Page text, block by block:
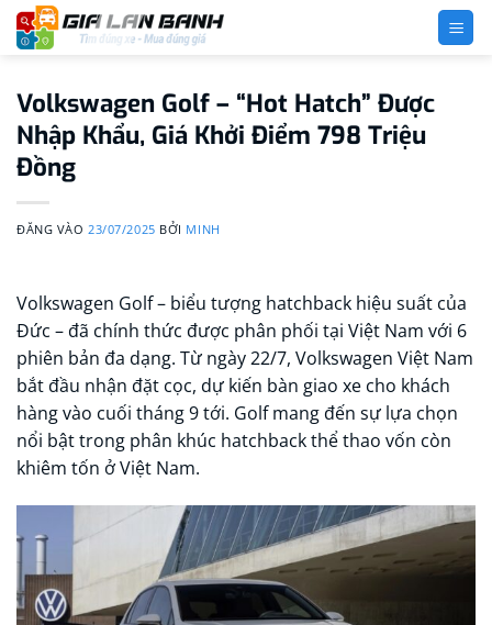
Bỏ
qua
dung
Volkswagen Golf – “Hot Hatch” Được
Nhập Khẩu, Giá Khởi Điểm 798 Triệu
Đồng
ĐĂNG VÀO23/07/2025 BỞI MINH
Volkswagen Golf – biểu tượng hatchback hiệu suất của
Đức – đã chính thức được phân phối tại Việt Nam với 6
phiên bản đa dạng. Từ ngày 22/7, Volkswagen Việt Nam
bắt đầu nhận đặt cọc, dự kiến bàn giao xe cho khách
hàng vào cuối tháng 9 tới. Golf mang đến sự lựa chọn
nổi bật trong phân khúc hatchback thể thao vốn còn
khiêm tốn ở Việt Nam.